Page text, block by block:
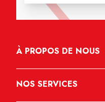
À PROPOS DE NOUS
NOS SERVICES